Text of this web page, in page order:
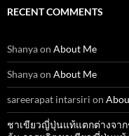
RECENT COMMENTS
Shanyaon About Me
Shanyaon About Me
sareerapat intarsiri on
ชาเขียวญี่ปุ่นแท้แตกต่างจาก